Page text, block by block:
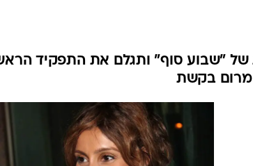
של "שבוע סוף" ותגלם את התפקיד
מרום בקשת